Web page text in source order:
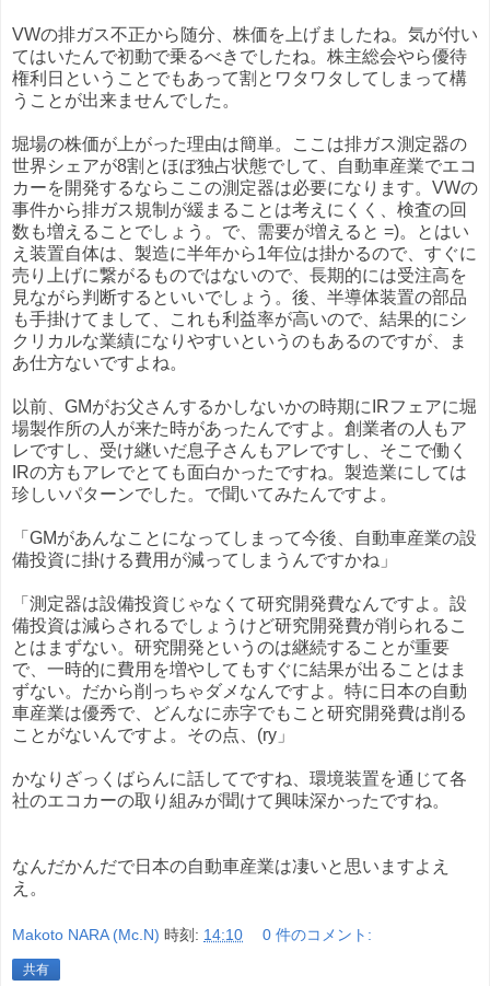
VWの排ガス不正から随分、株価を上げましたね。気が付い
てはいたんで初動で乗るべきでしたね。株主総会やら優待
権利日ということでもあって割とワタワタしてしまって構
うことが出来ませんでした。
堀場の株価が上がった理由は簡単。ここは排ガス測定器の
世界シェアが8割とほぼ独占状態でして、自動車産業でエコ
カーを開発するならここの測定器は必要になります。VWの
事件から排ガス規制が緩まることは考えにくく、検査の回
数も増えることでしょう。で、需要が増えると =)。とはい
え装置自体は、製造に半年から1年位は掛かるので、すぐに
売り上げに繋がるものではないので、長期的には受注高を
見ながら判断するといいでしょう。後、半導体装置の部品
も手掛けてまして、これも利益率が高いので、結果的にシ
クリカルな業績になりやすいというのもあるのですが、ま
あ仕方ないですよね。
以前、GMがお父さんするかしないかの時期にIRフェアに堀
場製作所の人が来た時があったんですよ。創業者の人もア
レですし、受け継いだ息子さんもアレですし、そこで働く
IRの方もアレでとても面白かったですね。製造業にしては
珍しいパターンでした。で聞いてみたんですよ。
「GMがあんなことになってしまって今後、自動車産業の設
備投資に掛ける費用が減ってしまうんですかね」
「測定器は設備投資じゃなくて研究開発費なんですよ。設
備投資は減らされるでしょうけど研究開発費が削られるこ
とはまずない。研究開発というのは継続することが重要
で、一時的に費用を増やしてもすぐに結果が出ることはま
ずない。だから削っちゃダメなんですよ。特に日本の自動
車産業は優秀で、どんなに赤字でもこと研究開発費は削る
ことがないんですよ。その点、(ry」
かなりざっくばらんに話してですね、環境装置を通じて各
社のエコカーの取り組みが聞けて興味深かったですね。
なんだかんだで日本の自動車産業は凄いと思いますよえ
え。
Makoto NARA (Mc.N) 時刻: 14:10 0 件のコメント:
共有